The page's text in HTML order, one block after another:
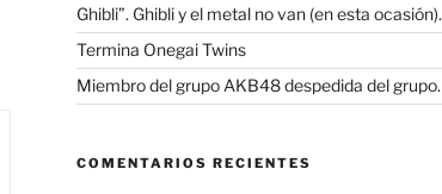
Ghibli”. Ghibli y el metal no van (en esta ocasión).
Termina Onegai Twins
Miembro del grupo AKB48 despedida del grupo.
COMENTARIOS RECIENTES